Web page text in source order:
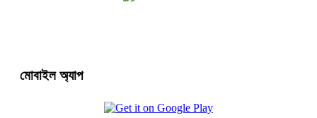
মোবাইল অ্যাপ